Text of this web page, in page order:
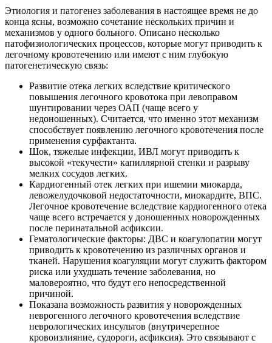
Этиология и патогенез заболевания в настоящее время не до
конца ясны, возможно сочетание нескольких причин и
механизмов у одного больного. Описано несколько
патофизиологических процессов, которые могут приводить к
легочному кровотечению или имеют с ним глубокую
патогенетическую связь:
Развитие отека легких вследствие критического
повышения легочного кровотока при левоправом
шунтировании через ОАП (чаще всего у
недоношенных). Считается, что именно этот механизм
способствует появлению легочного кровотечения после
применения сурфактанта.
Шок, тяжелые инфекции, ИВЛ могут приводить к
высокой «текучести» капиллярной стенки и разрыву
мелких сосудов легких.
Кардиогенный отек легких при ишемии миокарда,
левожелудочковой недостаточности, миокардите, ВПС.
Легочное кровотечение вследствие кардиогенного отека
чаще всего встречается у доношенных новорожденных
после перинатальной асфиксии.
Гематологические факторы: ДВС и коагулопатии могут
приводить к кровотечению из различных органов и
тканей. Нарушения коагуляции могут служить фактором
риска или ухудшать течение заболевания, но
маловероятно, что будут его непосредственной
причиной.
Показана возможность развития у новорожденных
неврогенного легочного кровотечения вследствие
неврологических инсультов (внутричерепное
кровоизлияние, судороги, асфиксия). Это связывают с